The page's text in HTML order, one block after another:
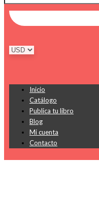
Inicio
Catálogo
Publica tu libro
Blog
Mi cuenta
Contacto